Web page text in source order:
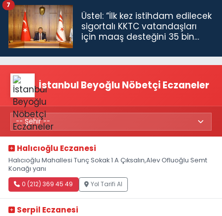
Üstel: “İlk kez istihdam edilecek
sigortalı KKTC vatandaşları
için maaş desteğini 35 bin
7
İstanbul Beyoğlu Nöbetçi Eczaneler
Halıcıoğlu Eczanesi
Halıcıoğlu Mahallesi Tunç Sokak 1 A Çıksalın,Alev Ofluoğlu Semt
Konağı yanı
0 (212) 369 45 49 Yol Tarifi Al
Serpil Eczanesi